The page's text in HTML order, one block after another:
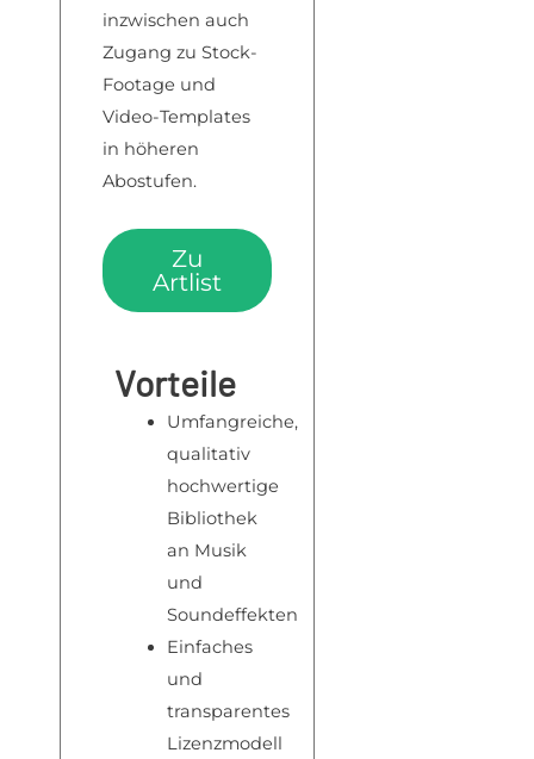
inzwischen auch
Zugang zu Stock-
Footage und
Video-Templates
in höheren
Abostufen.
Zu
Artlist
Vorteile
Umfangreiche,
qualitativ
hochwertige
Bibliothek
an Musik
und
Soundeffekten
Einfaches
und
transparentes
Lizenzmodell